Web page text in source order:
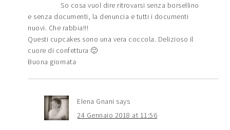
So cosa vuol dire ritrovarsi senza borsellino
e senza documenti, la denuncia e tutti i documenti
nuovi. Che rabbia!!!
Questi cupcakes sono una vera coccola. Delizioso il
cuore di confettura 🙂
Buona giornata
Elena Gnani says
24 Gennaio 2018 at 11:56